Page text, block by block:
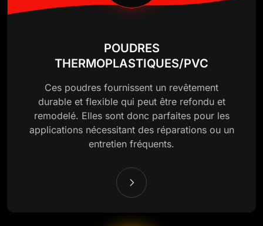
POUDRES
THERMOPLASTIQUES/PVC
Ces poudres fournissent un revêtement
durable et flexible qui peut être refondu et
remodelé. Elles sont donc parfaites pour les
applications nécessitant des réparations ou un
entretien fréquents.